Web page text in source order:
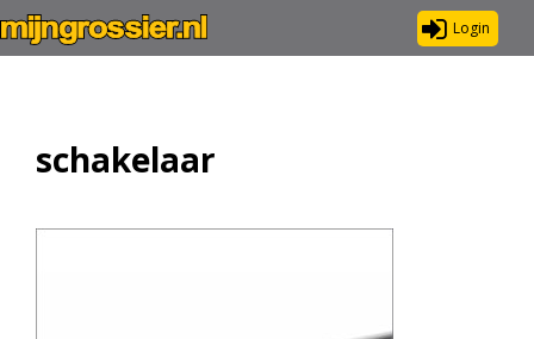
Login
schakelaar